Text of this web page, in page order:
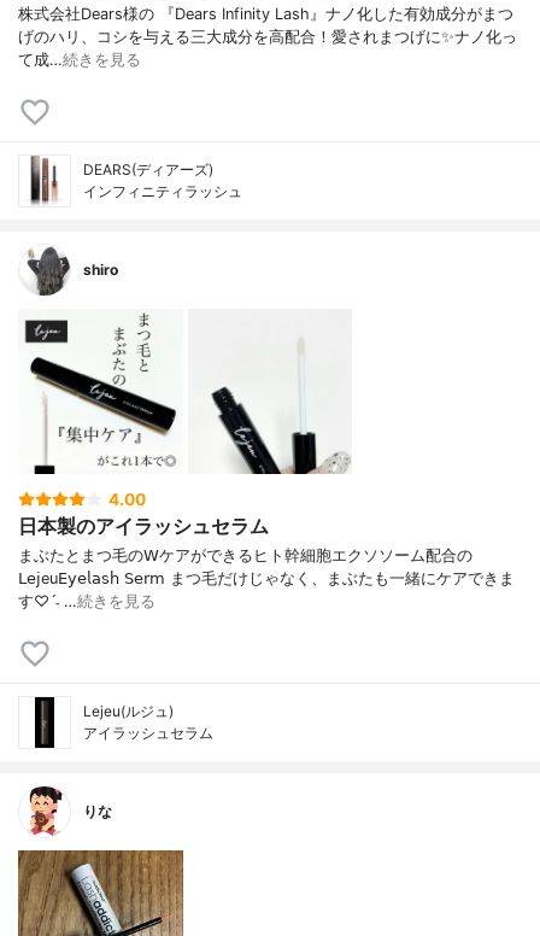
株式会社Dears様の 『Dears Infinity Lash』ナノ化した有効成分がまつ
げのハリ、コシを与える三大成分を高配合！愛されまつげに✨ナノ化っ
て成…続きを見る
DEARS(ディアーズ)
インフィニティラッシュ
shiro
4.00
日本製のアイラッシュセラム
まぶたとまつ毛の𝖶ケアができるヒト幹細胞エクソソーム配合の
𝖫𝖾𝗃eu𝖤𝗒𝖾𝗅𝖺𝗌𝗁 𝖲𝖾𝗋𝗆 まつ毛だけじゃなく、まぶたも一緒にケアできま
す♡ˊ˗ …続きを見る
Lejeu(ルジュ)
アイラッシュセラム
りな